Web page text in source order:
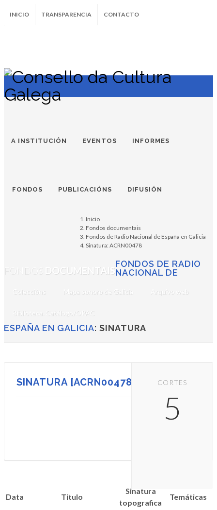
INICIO TRANSPARENCIA CONTACTO
InstagramFacebookTwitter Soundcloud
Youtube
A INSTITUCIÓN EVENTOS INFORMES
FONDOS PUBLICACIÓNS DIFUSIÓN
FONDOS DOCUMENTAIS
Coleccións Mapa sonoro de Galicia Arquivo web
Biblioteca. Catálogo/OPAC
FONDOS DE RADIO
NACIONAL DE
ESPAÑA EN GALICIA: SINATURA
Inicio
Fondos documentais
Fondos de Radio Nacional de España en Galicia
Sinatura: ACRN00478
SINATURA [ACRN00478] CORTES
5
Data Titulo
Sinatura
topografica
Temáticas